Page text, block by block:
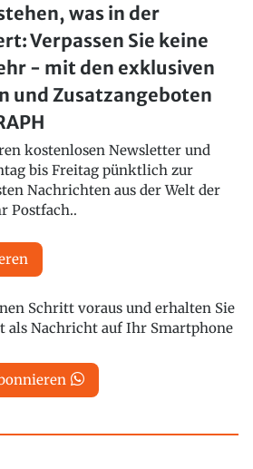
was in der
Verpassen Sie keine
- mit den exklusiven
und Zusatzangeboten
kostenlosen Newsletter und
bis Freitag pünktlich zur
Nachrichten aus der Welt der
Postfach..
Schritt voraus und erhalten Sie
als Nachricht auf Ihr Smartphone